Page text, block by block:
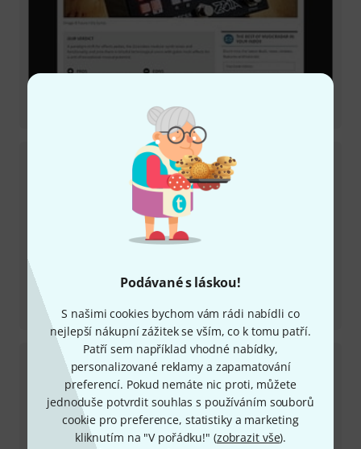
Podávané s láskou!
S našimi cookies bychom vám rádi nabídli co
nejlepší nákupní zážitek se vším, co k tomu patří.
Patří sem například vhodné nabídky,
personalizované reklamy a zapamatování
preferencí. Pokud nemáte nic proti, můžete
jednoduše potvrdit souhlas s používáním souborů
cookie pro preference, statistiky a marketing
kliknutím na "V pořádku!" (zobrazit vše).
Recenze
ZOIA Euroburo